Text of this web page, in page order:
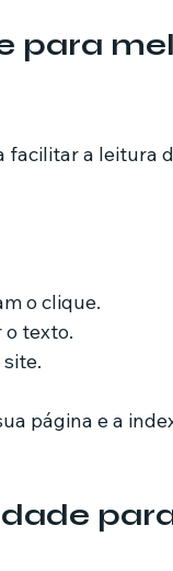
para
facilitar a leitura
o clique.
o texto.
página e a